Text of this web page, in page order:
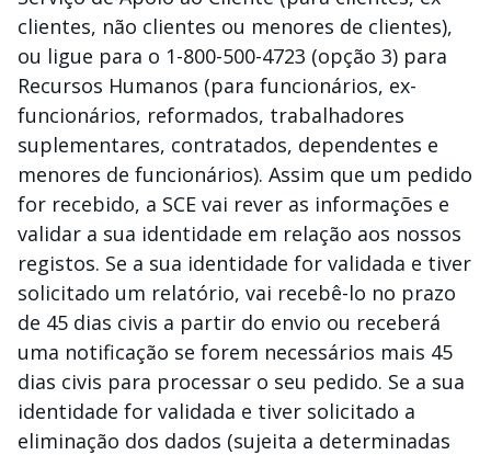
clientes, não clientes ou menores de clientes),
ou ligue para o 1-800-500-4723 (opção 3) para
Recursos Humanos (para funcionários, ex-
funcionários, reformados, trabalhadores
suplementares, contratados, dependentes e
menores de funcionários). Assim que um pedido
for recebido, a SCE vai rever as informações e
validar a sua identidade em relação aos nossos
registos. Se a sua identidade for validada e tiver
solicitado um relatório, vai recebê-lo no prazo
de 45 dias civis a partir do envio ou receberá
uma notificação se forem necessários mais 45
dias civis para processar o seu pedido. Se a sua
identidade for validada e tiver solicitado a
eliminação dos dados (sujeita a determinadas